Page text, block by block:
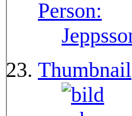
Person:
Thumbnail